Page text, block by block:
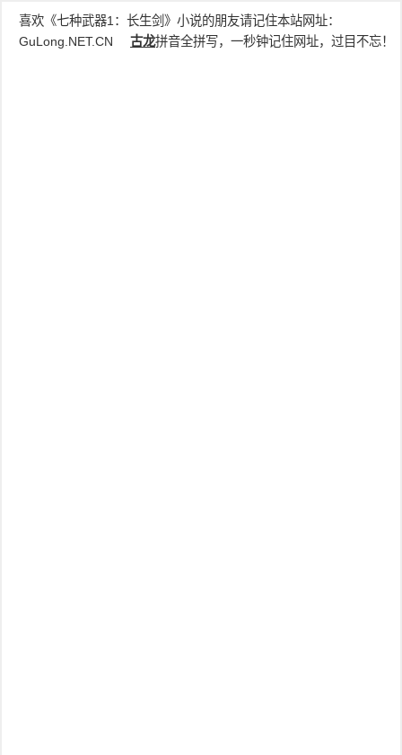
喜欢《七种武器1：长生剑》小说的朋友请记住本站网址：
GuLong.NET.CN
古龙拼音全拼写，一秒钟记住网址，过目不忘！